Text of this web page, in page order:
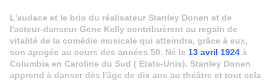
L'audace et le brio du réalisateur Stanley Donen et de
l'acteur-danseur Gene Kelly contribuèrent au regain de
vitalité de la comédie musicale qui atteindra, grâce à eux,
son apogée au cours des années 50. Né le 13 avril 1924 à
Columbia en Caroline du Sud ( Etats-Unis). Stanley Donen
apprend à danser dès l'âge de dix ans au théâtre et tout cela